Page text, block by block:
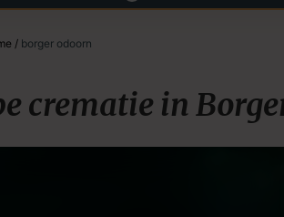
/ borger odoorn
crematie in